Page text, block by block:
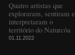
Quatro artistas que
exploraram, sentiram e
interpretaram o
território do Naturcôa
01.11.2022